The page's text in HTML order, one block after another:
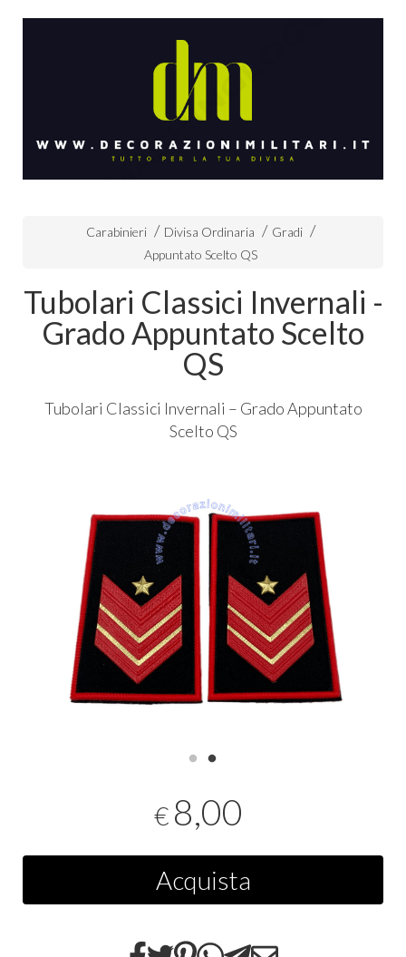
Carabinieri Divisa Ordinaria
Gradi
Appuntato Scelto QS
Tubolari Classici Invernali -
Grado Appuntato Scelto
QS
Tubolari Classici Invernali – Grado Appuntato
Scelto QS
€ 8,00
Acquista